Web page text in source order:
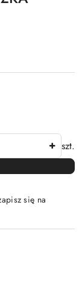
szt.
się na